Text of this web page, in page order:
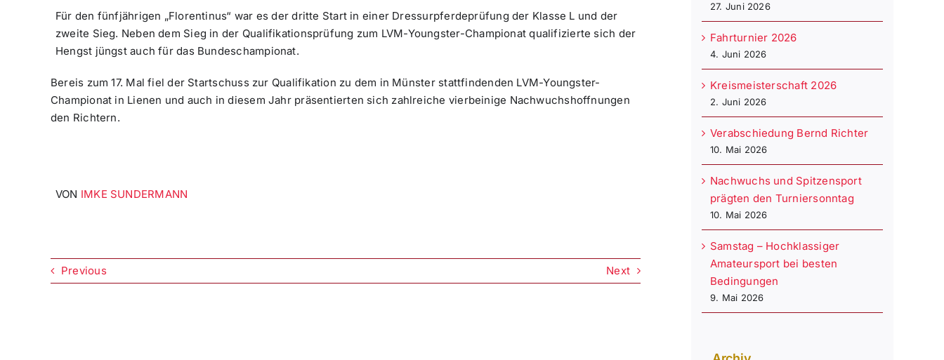
Für den fünfjährigen „Florentinus“ war es der dritte Start in einer Dressurpferdeprüfung der Klasse L und der
zweite Sieg. Neben dem Sieg in der Qualifikationsprüfung zum LVM-Youngster-Championat qualifizierte sich der
Hengst jüngst auch für das Bundeschampionat.
Bereis zum 17. Mal fiel der Startschuss zur Qualifikation zu dem in Münster stattfindenden LVM-Youngster-
Championat in Lienen und auch in diesem Jahr präsentierten sich zahlreiche vierbeinige Nachwuchshoffnungen
den Richtern.
VON IMKE SUNDERMANN
Previous Next
27. Juni 2026
Fahrturnier 2026
4. Juni 2026
Kreismeisterschaft 2026
2. Juni 2026
Verabschiedung Bernd Richter
10. Mai 2026
Nachwuchs und Spitzensport
prägten den Turniersonntag
10. Mai 2026
Samstag – Hochklassiger
Amateursport bei besten
Bedingungen
9. Mai 2026